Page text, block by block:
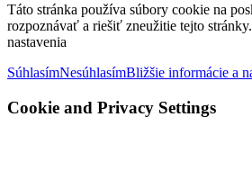
Táto stránka používa súbory cookie na
rozpoznávať a riešiť zneužitie tejto
nastavenia
SúhlasímNesúhlasímBližšie informácie a
Cookie and Privacy Settings